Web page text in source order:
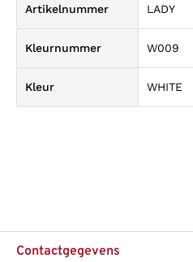
Artikelnummer LADY
Kleurnummer W009
Kleur WHITE
Contactgegevens